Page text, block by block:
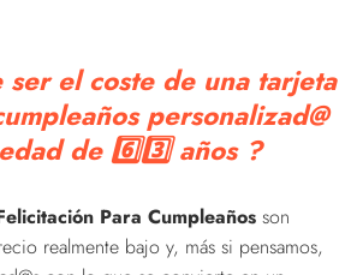
el coste de una tarjeta
personalizad@
de 6️⃣3️⃣ años ?
Para Cumpleaños son
realmente bajo y, más si pensamos,